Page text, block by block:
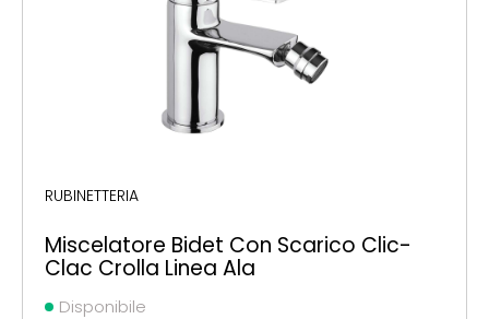
RUBINETTERIA
Miscelatore Bidet Con Scarico Clic-
Clac Crolla Linea Ala
Disponibile